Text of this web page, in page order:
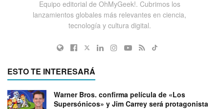
Equipo editorial de OhMyGeek!. Cubrimos los
lanzamientos globales más relevantes en ciencia,
tecnología y cultura digital.
ESTO TE INTERESARÁ
Warner Bros. confirma película de «Los
Supersónicos» y Jim Carrey será protagonista